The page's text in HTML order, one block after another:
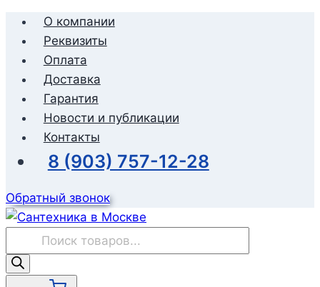
Перейти
содержимому
О компании
Реквизиты
Оплата
Доставка
Гарантия
Новости и публикации
Контакты
8 (903) 757-12-28
Обратный звонок
товаров